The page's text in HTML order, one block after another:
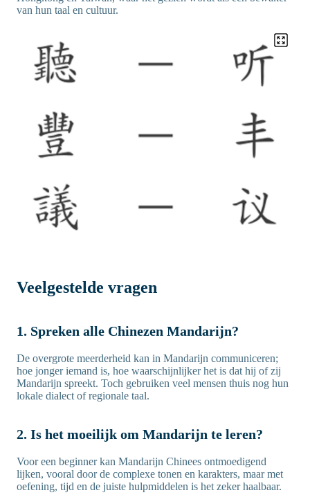
van hun taal en cultuur.
Veelgestelde vragen
1. Spreken alle Chinezen Mandarijn?
De overgrote meerderheid kan in Mandarijn communiceren;
hoe jonger iemand is, hoe waarschijnlijker het is dat hij of zij
Mandarijn spreekt. Toch gebruiken veel mensen thuis nog hun
lokale dialect of regionale taal.
2. Is het moeilijk om Mandarijn te leren?
Voor een beginner kan Mandarijn Chinees ontmoedigend
lijken, vooral door de complexe tonen en karakters, maar met
oefening, tijd en de juiste hulpmiddelen is het zeker haalbaar.